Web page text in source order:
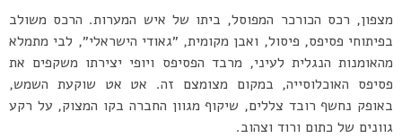
מצפון, רכס הכורכר המפוסל, ביתו של איש המערות. הרכס משולב
בפיתוחי פסיפס, פיסול, ואבן מקומית, ״גאודי הישראלי״, לבי מתמלא
מהאומנות הנגלית לעיני, מרבד הפסיפס ויופי יצירתו משקפים את
פסיפס האוכלוסייה, במקום מצומצם זה. אט אט שוקעת השמש,
באופק נחשף רובד צללים, שיקוף מגוון החברה בקו המצוק, על רקע
גוונים של כתום ורוד וצהוב.